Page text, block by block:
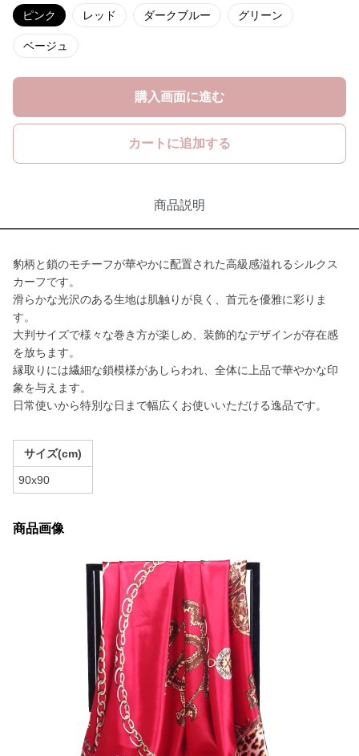
ピンク レッド ダークブルー グリーン
ベージュ
購入画面に進む
カートに追加する
商品説明
豹柄と鎖のモチーフが華やかに配置された高級感溢れるシルクス
カーフです。
滑らかな光沢のある生地は肌触りが良く、首元を優雅に彩りま
す。
大判サイズで様々な巻き方が楽しめ、装飾的なデザインが存在感
を放ちます。
縁取りには繊細な鎖模様があしらわれ、全体に上品で華やかな印
象を与えます。
日常使いから特別な日まで幅広くお使いいただける逸品です。
サイズ(cm)
90x90
商品画像